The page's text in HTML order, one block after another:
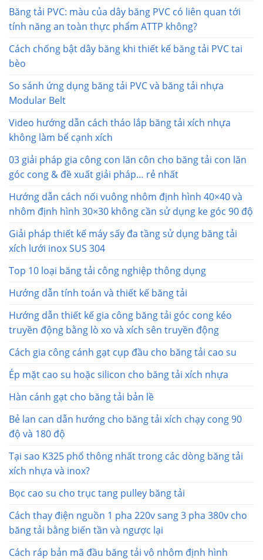
Băng tải PVC: màu của dây băng PVC có liên quan tới
tính năng an toàn thực phẩm ATTP không?
Cách chống bật dây băng khi thiết kế băng tải PVC tai
bèo
So sánh ứng dụng băng tải PVC và băng tải nhựa
Modular Belt
Video hướng dẫn cách tháo lắp băng tải xích nhựa
không làm bể cạnh xích
03 giải pháp gia công con lăn côn cho băng tải con lăn
góc cong & đề xuất giải pháp… rẻ nhất
Hướng dẫn cách nối vuông nhôm định hình 40×40 và
nhôm định hình 30×30 không cần sử dụng ke góc 90 độ
Giải pháp thiết kế máy sấy đa tầng sử dụng băng tải
xích lưới inox SUS 304
Top 10 loại băng tải công nghiệp thông dụng
Hướng dẫn tính toán và thiết kế băng tải
Hướng dẫn thiết kế gia công băng tải góc cong kéo
truyền động bằng lò xo và xích sên truyền động
Cách gia công cánh gạt cụp đầu cho băng tải cao su
Ép mặt cao su hoặc silicon cho băng tải xích nhựa
Hàn cánh gạt cho băng tải bản lề
Bẻ lan can dẫn hướng cho băng tải xích chạy cong 90
độ và 180 độ
Tại sao K325 phổ thông nhất trong các dòng băng tải
xích nhựa và inox?
Bọc cao su cho trục tang pulley băng tải
Cách thay điện nguồn 1 pha 220v sang 3 pha 380v cho
băng tải bằng biến tần và ngược lại
Cách ráp bản mã đầu băng tải vô nhôm định hình